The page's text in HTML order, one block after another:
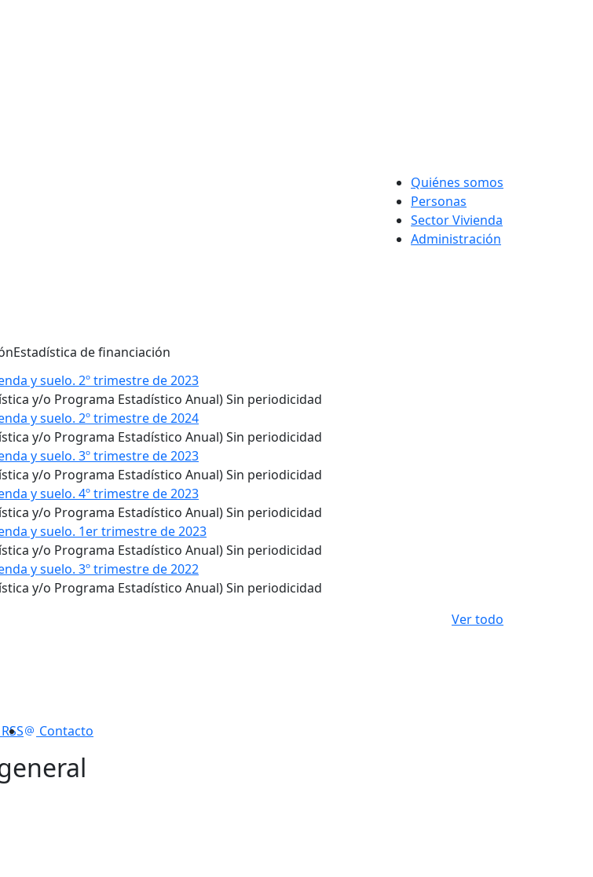
Quiénes somos
Personas
Sector Vivienda
Administración
Estadística de financiación
y suelo. 2º trimestre de 2023
y/o Programa Estadístico Anual) Sin periodicidad
y suelo. 2º trimestre de 2024
y/o Programa Estadístico Anual) Sin periodicidad
y suelo. 3º trimestre de 2023
y/o Programa Estadístico Anual) Sin periodicidad
y suelo. 4º trimestre de 2023
y/o Programa Estadístico Anual) Sin periodicidad
y suelo. 1er trimestre de 2023
y/o Programa Estadístico Anual) Sin periodicidad
y suelo. 3º trimestre de 2022
y/o Programa Estadístico Anual) Sin periodicidad
Ver todo
RSS Contacto